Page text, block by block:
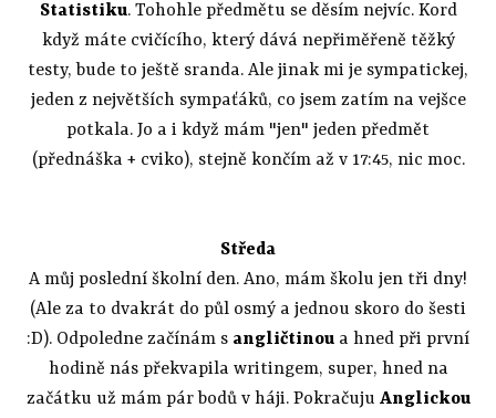
Statistiku. Tohohle předmětu se děsím nejvíc. Kord
když máte cvičícího, který dává nepřiměřeně těžký
testy, bude to ještě sranda. Ale jinak mi je sympatickej,
jeden z největších sympaťáků, co jsem zatím na vejšce
potkala. Jo a i když mám "jen" jeden předmět
(přednáška + cviko), stejně končím až v 17:45, nic moc.
Středa
A můj poslední školní den. Ano, mám školu jen tři dny!
(Ale za to dvakrát do půl osmý a jednou skoro do šesti
:D). Odpoledne začínám s angličtinou a hned při první
hodině nás překvapila writingem, super, hned na
začátku už mám pár bodů v háji. Pokračuju Anglickou